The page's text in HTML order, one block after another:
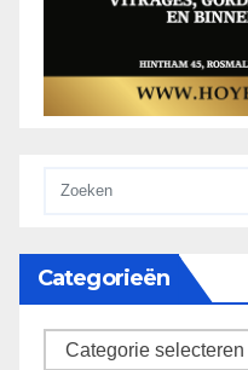
Categorieën
categorieën